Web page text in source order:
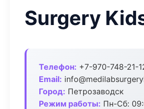
Surgery
Телефон: +7-970-748-21-
Email:
Город: Петрозаводск
Режим работы: Пн-Сб: